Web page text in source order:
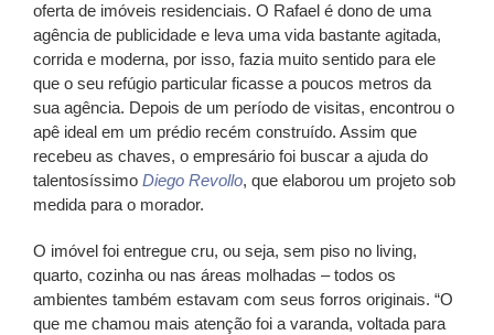
oferta de imóveis residenciais. O Rafael é dono de uma
agência de publicidade e leva uma vida bastante agitada,
corrida e moderna, por isso, fazia muito sentido para ele
que o seu refúgio particular ficasse a poucos metros da
sua agência. Depois de um período de visitas, encontrou o
apê ideal em um prédio recém construído. Assim que
recebeu as chaves, o empresário foi buscar a ajuda do
talentosíssimo Diego Revollo, que elaborou um projeto sob
medida para o morador.
O imóvel foi entregue cru, ou seja, sem piso no living,
quarto, cozinha ou nas áreas molhadas – todos os
ambientes também estavam com seus forros originais. “O
que me chamou mais atenção foi a varanda, voltada para